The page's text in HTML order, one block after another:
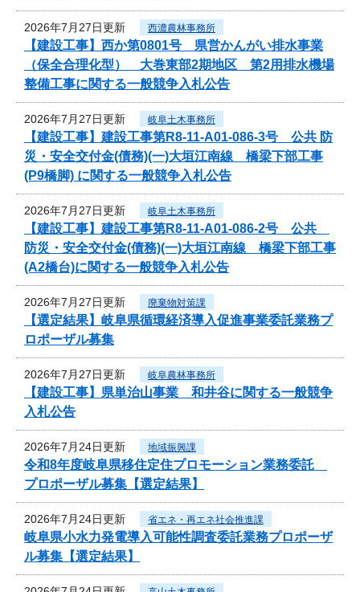
2026年7月27日更新 西濃農林事務所
【建設工事】西か第0801号 県営かんがい排水事業
（保全合理化型） 大巻東部2期地区 第2用排水機場
整備工事に関する一般競争入札公告
2026年7月27日更新 岐阜土木事務所
【建設工事】建設工事第R8-11-A01-086-3号 公共 防
災・安全交付金(債務)(一)大垣江南線 橋梁下部工事
(P9橋脚) に関する一般競争入札公告
2026年7月27日更新 岐阜土木事務所
【建設工事】建設工事第R8-11-A01-086-2号 公共
防災・安全交付金(債務)(一)大垣江南線 橋梁下部工事
(A2橋台)に関する一般競争入札公告
2026年7月27日更新 廃棄物対策課
【選定結果】岐阜県循環経済導入促進事業委託業務プ
ロポーザル募集
2026年7月27日更新 岐阜農林事務所
【建設工事】県単治山事業 和井谷に関する一般競争
入札公告
2026年7月24日更新 地域振興課
令和8年度岐阜県移住定住プロモーション業務委託
プロポーザル募集【選定結果】
2026年7月24日更新 省エネ・再エネ社会推進課
岐阜県小水力発電導入可能性調査委託業務プロポーザ
ル募集【選定結果】